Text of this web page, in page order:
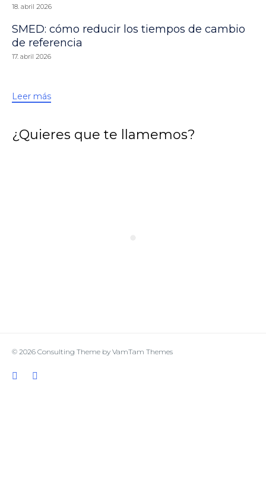
18. abril 2026
SMED: cómo reducir los tiempos de cambio
de referencia
17. abril 2026
Leer más
¿Quieres que te llamemos?
© 2026 Consulting Theme by VamTam Themes